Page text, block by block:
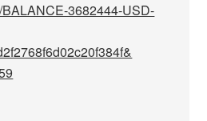
3682444-USD-